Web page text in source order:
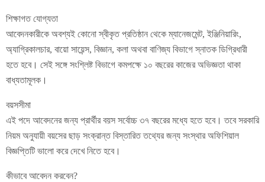
শিক্ষাগত যোগ্যতা
আবেদনকারীকে অবশ্যই কোনো স্বীকৃত প্রতিষ্ঠান থেকে ম্যানেজমেন্ট, ইঞ্জিনিয়ারিং,
অ্যাগ্রিকালচার, বায়ো সায়েন্স, বিজ্ঞান, কলা অথবা বাণিজ্য বিভাগে স্নাতক ডিগ্রিধারী
হতে হবে। সেই সঙ্গে সংশ্লিষ্ট বিভাগে কমপক্ষে ১০ বছরের কাজের অভিজ্ঞতা থাকা
বাধ্যতামূলক।
বয়সসীমা
এই পদে আবেদনের জন্য প্রার্থীর বয়স সর্বোচ্চ ৩৭ বছরের মধ্যে হতে হবে। তবে সরকারি
নিয়ম অনুযায়ী বয়সের ছাড় সংক্রান্ত বিস্তারিত তথ্যের জন্য সংস্থার অফিশিয়াল
বিজ্ঞপ্তিটি ভালো করে দেখে নিতে হবে।
কীভাবে আবেদন করবেন?